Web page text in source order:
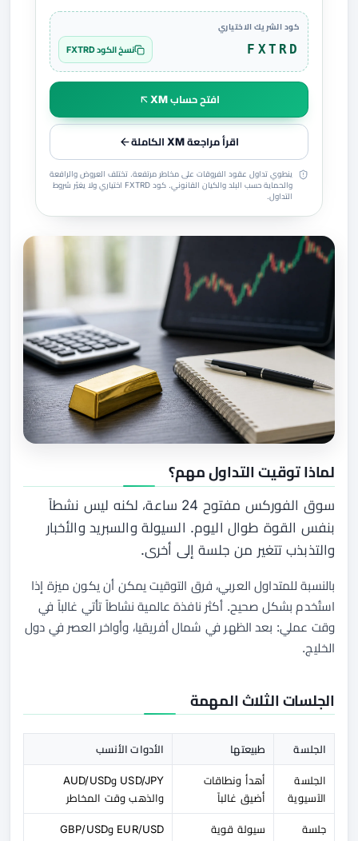
كود الشريك الاختياري
FXTRD نسخ الكود FXTRD
افتح حساب XM
اقرأ مراجعة XM الكاملة
ينطوي تداول عقود الفروقات على مخاطر مرتفعة. تختلف العروض والرافعة
والحماية حسب البلد والكيان القانوني. كود FXTRD اختياري ولا يغيّر شروط
التداول.
لماذا توقيت التداول مهم؟
سوق الفوركس مفتوح 24 ساعة، لكنه ليس نشطاً
بنفس القوة طوال اليوم. السيولة والسبريد والأخبار
والتذبذب تتغير من جلسة إلى أخرى.
بالنسبة للمتداول العربي، فرق التوقيت يمكن أن يكون ميزة إذا
استُخدم بشكل صحيح. أكثر نافذة عالمية نشاطاً تأتي غالباً في
وقت عملي: بعد الظهر في شمال أفريقيا، وأواخر العصر في دول
الخليج.
الجلسات الثلاث المهمة
الجلسة طبيعتها الأدوات الأنسب
الجلسة
الآسيوية
أهدأ ونطاقات
أضيق غالباً
USD/JPY وAUD/USD
والذهب وقت المخاطر
جلسة
سيولة قوية
EUR/USD وGBP/USD